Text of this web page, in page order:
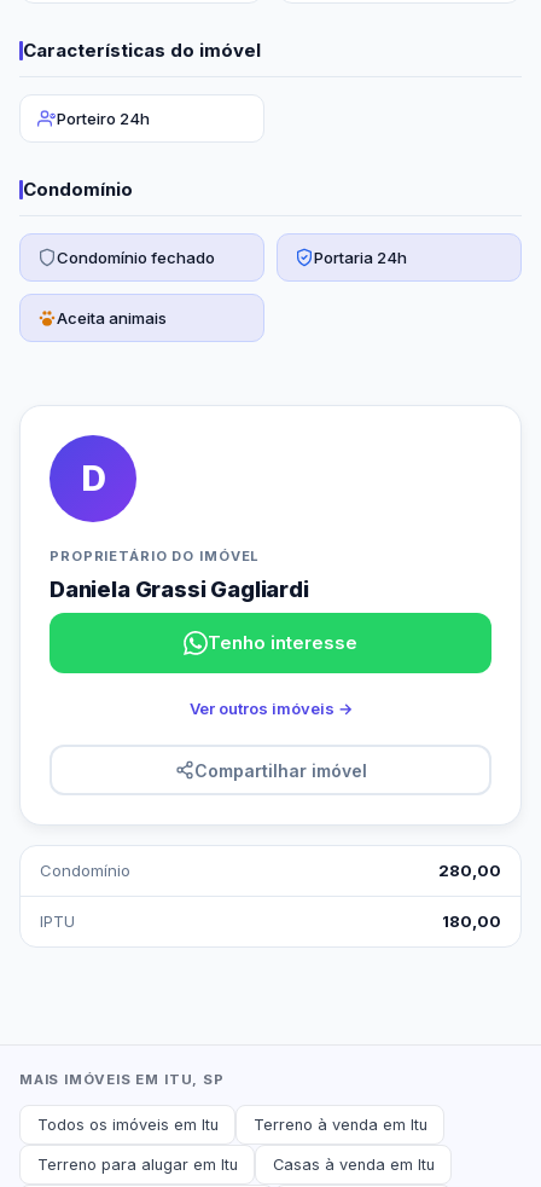
Características do imóvel
Porteiro 24h
Condomínio
Condomínio fechado Portaria 24h
Aceita animais
D
PROPRIETÁRIO DO IMÓVEL
Daniela Grassi Gagliardi
Tenho interesse
Ver outros imóveis →
Compartilhar imóvel
Condomínio 280,00
IPTU 180,00
MAIS IMÓVEIS EM ITU, SP
Todos os imóveis em Itu Terreno à venda em Itu
Terreno para alugar em Itu Casas à venda em Itu